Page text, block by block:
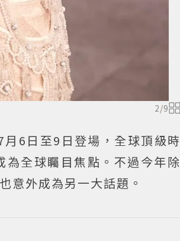
2/9
6日至9日登場，全球頂級時
全球矚目焦點。不過今年除
意外成為另一大話題。